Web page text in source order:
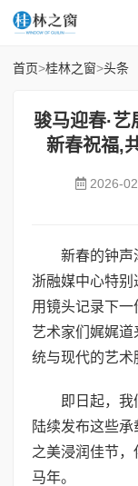
首页>桂林之窗>头条
骏马迎春·
新春祝福,
2026-
新春的钟声
浙融媒中心特别
用镜头记录下
艺术家们娓娓
统与现代的艺术
即日起，我
陆续发布这些
之美浸润佳节
马年。